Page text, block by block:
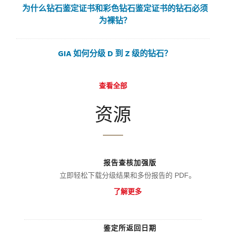
为什么钻石鉴定证书和彩色钻石鉴定证书的钻石必须
为裸钻？
GIA 如何分级 D 到 Z 级的钻石？
查看全部
资源
报告查核加强版
立即轻松下载分级结果和多份报告的 PDF。
了解更多
鉴定所返回日期